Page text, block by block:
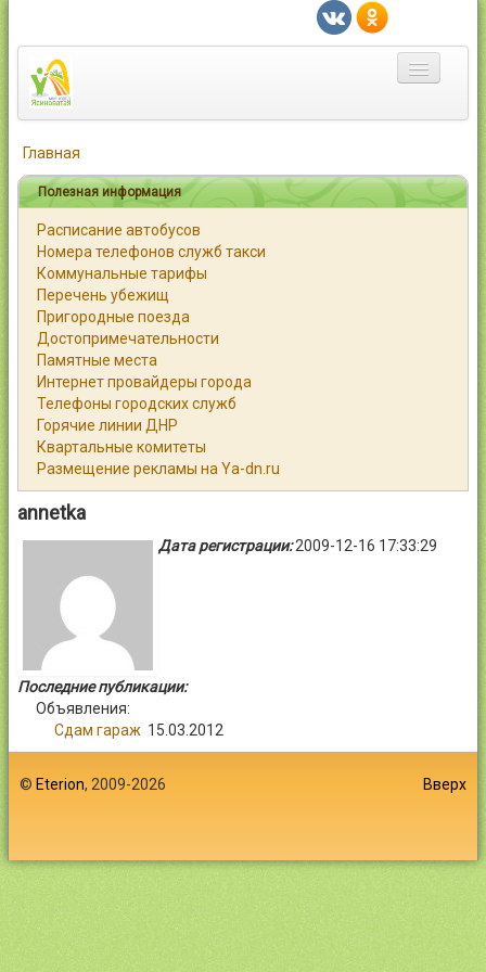
Город
Статьи
Каталог
Справочник
Работа
Объявления
Помощь
Контакты
Главная
Полезная информация
Расписание автобусов
Номера телефонов служб такси
Коммунальные тарифы
Перечень убежищ
Пригородные поезда
Достопримечательности
Памятные места
Интернет провайдеры города
Телефоны городских служб
Горячие линии ДНР
Квартальные комитеты
Размещение рекламы на Ya-dn.ru
annetka
Дата регистрации:2009-12-16 17:33:29
Последние публикации:
Объявления:
Сдам гараж 15.03.2012
© Eterion, 2009-2026 Вверх